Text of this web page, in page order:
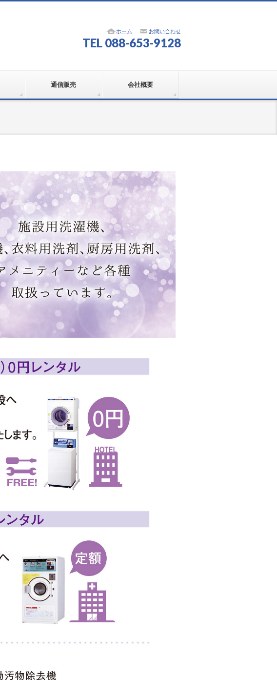
ホーム お問い合わせ
TEL 088-653-9128
通信販売 会社概要